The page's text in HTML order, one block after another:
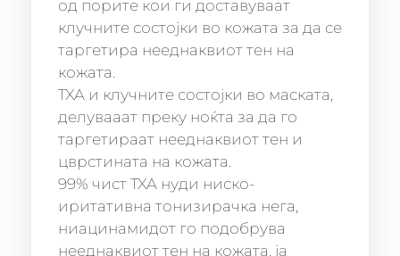
од порите кои ги доставуваат
клучните состојки во кожата за да се
таргетира нееднаквиот тен на
кожата.
TXA и клучните состојки во маската,
делувааат преку ноќта за да го
таргетираат нееднаквиот тен и
цврстината на кожата.
99% чист TXA нуди ниско-
иритативна тонизирачка нега,
ниацинамидот го подобрува
нееднаквиот тен на кожата, ја